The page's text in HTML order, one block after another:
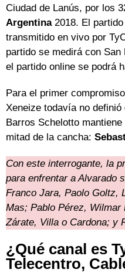
Ciudad de Lanús, por los
Argentina2018. El
transmitido en vivo por
partido se medirá con
el partido online se podrá
Para el primer
Xeneize todavía no
Barros Schelotto
mitad de la cancha:
Con este interrogante, la
para enfrentar a Alvarado
Franco Jara, Paolo Goltz,
Mas; Pablo Pérez, Wilmar
Zárate, Villa o Cardona; y
¿Qué canal es
Telecentro,